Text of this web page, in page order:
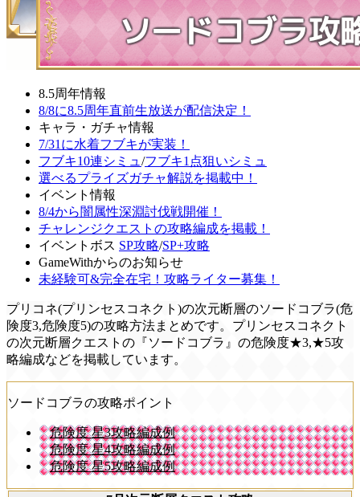
8.5周年情報
8/8に8.5周年直前生放送が配信決定！
キャラ・ガチャ情報
7/31に水着フブキが実装！
フブキ10連シミュ /フブキ1点狙いシミュ
選べるプライズガチャ解説を掲載中！
イベント情報
8/4から闇属性深淵討伐戦開催！
チャレンジクエストの攻略編成を掲載！
イベントボス SP攻略/SP+攻略
GameWithからのお知らせ
未経験可&完全在宅！攻略ライター募集！
プリコネ(プリンセスコネクト)の次元断層のソードコブラ(危
険度3,危険度5)の攻略方法まとめです。プリンセスコネクト
の次元断層クエストの『ソードコブラ』の危険度★3,★5攻
略編成などを掲載しています。
ソードコブラの攻略ポイント
危険度 星3攻略編成例
危険度 星4攻略編成例
危険度 星5攻略編成例